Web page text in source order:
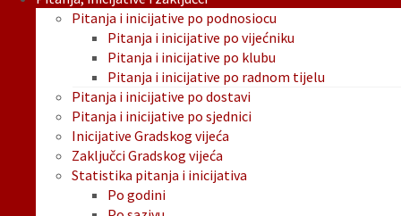
Pitanja i inicijative po podnosiocu
Pitanja i inicijative po vijećniku
Pitanja i inicijative po klubu
Pitanja i inicijative po radnom tijelu
Pitanja i inicijative po dostavi
Pitanja i inicijative po sjednici
Inicijative Gradskog vijeća
Zaključci Gradskog vijeća
Statistika pitanja i inicijativa
Po godini